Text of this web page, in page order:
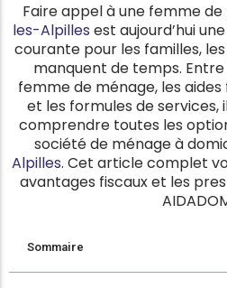
Faire appel à une femme
les-Alpilles est aujourd’hui
courante pour les familles,
manquent de temps.
femme de ménage, les
et les formules de services,
comprendre toutes les
société de ménage à
Alpilles. Cet article complet
avantages fiscaux et les
Sommaire